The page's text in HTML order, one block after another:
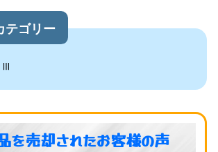
テゴリー
Ⅲ
を売却されたお客様の声